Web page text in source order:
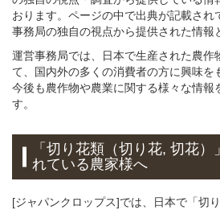
おります。ページの中で出典が記載され
事務局の独自の視点から提供された情報
運営事務局では、日本で生産された農作
て、国内外の多くの消費者の方に興味を
今後も農作物や農業に関する様々な情報
す。
「切り花類（切り花, 切花）
れている農家様へ
[ジャパンクロップス]では、日本で「切